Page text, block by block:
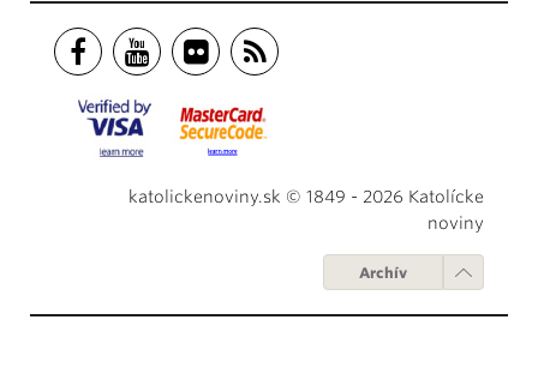
katolickenoviny.sk © 1849 - 2026 Katolícke
noviny
Archív